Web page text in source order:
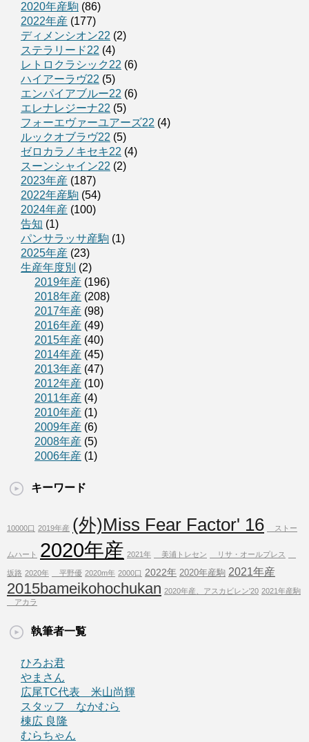
2020年産駒 (86)
2022年産 (177)
ディメンシオン22 (2)
ステラリード22 (4)
レトロクラシック22 (6)
ハイアーラヴ22 (5)
エンパイアブルー22 (6)
エレナレジーナ22 (5)
フォーエヴァーユアーズ22 (4)
ルックオブラヴ22 (5)
ゼロカラノキセキ22 (4)
スーンシャイン22 (2)
2023年産 (187)
2022年産駒 (54)
2024年産 (100)
告知 (1)
パンサラッサ産駒 (1)
2025年産 (23)
生産年度別 (2)
2019年産 (196)
2018年産 (208)
2017年産 (98)
2016年産 (49)
2015年産 (40)
2014年産 (45)
2013年産 (47)
2012年産 (10)
2011年産 (4)
2010年産 (1)
2009年産 (6)
2008年産 (5)
2006年産 (1)
キーワード
10000口 2019年産 (外)Miss Fear Factor' 16 ストー
ムハート 2020年産 2021年 美浦トレセン リサ・オールプレス
坂路 2020年 平野優 2020m年 2000口 2022年 2020年産駒 2021年産
2015bameikohochukan 2020年産、アスカビレン'20 2021年産駒
アカラ
執筆者一覧
ひろお君
やまさん
広尾TC代表 米山尚輝
スタッフ なかむら
棟広 良隆
むらちゃん